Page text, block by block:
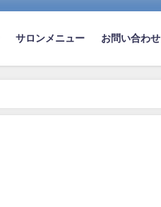
サロンメニュー お問い合わせ